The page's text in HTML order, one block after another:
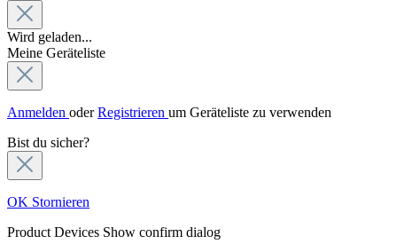
Wird geladen...
Meine Geräteliste
Anmelden oderRegistrieren um Geräteliste zu verwenden
Bist du sicher?
OK Stornieren
Product Devices Show confirm dialog